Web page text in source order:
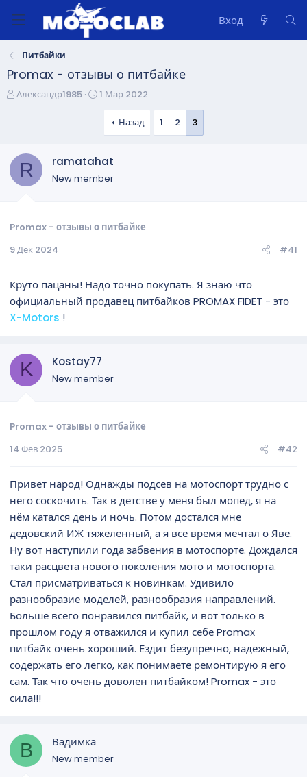
Вход
Питбайки
Promax - отзывы о питбайке
А
м
Александр1985
Д
а
ч
1 Мар 2022
Назад 1 2 3
R ramatahat
New member
Promax - отзывы о питбайке
9 Дек 2024
#41
Круто пацаны! Надо точно покупать. Я знаю что
официальный продавец питбайков PROMAX FIDET - это
X-Motors !
K Kostay77
New member
Promax - отзывы о питбайке
14 Фев 2025
#42
Привет народ! Однажды подсев на мотоспорт трудно с
него соскочить. Так в детстве у меня был мопед, я на
нём катался день и ночь. Потом достался мне
дедовский ИЖ тяжеленный, а я всё время мечтал о Яве.
Ну вот наступили года забвения в мотоспорте. Дождался
таки расцвета нового поколения мото и мотоспорта.
Стал присматриваться к новинкам. Удивило
разнообразие моделей, разнообразия направлений.
Больше всего понравился питбайк, и вот только в
прошлом году я отважился и купил себе Promax
питбайк очень хороший. Ездит безупречно, надёжный,
содержать его легко, как понимаете ремонтирую я его
сам. Так что очень доволен питбайком! Promax - это
сила!!!
В Вадимка
New member